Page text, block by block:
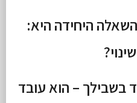
היחידה היא:
בשבילך – הוא עובד